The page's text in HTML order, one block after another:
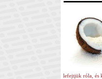
lefejtjük róla, és